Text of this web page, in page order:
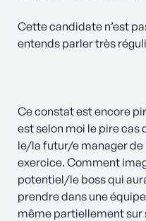
Cette candidate n’est
entends parler très
Ce constat est encore
est selon moi le pire cas
le/la futur/e manager de
exercice. Comment
potentiel/le boss qui
prendre dans une
même partiellement sur